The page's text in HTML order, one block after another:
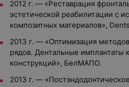
2012 г. — «Реставрация
эстетической реабилитации с
композитных материалов»,
2013 г. — «Оптимизация
рядов. Дентальные имплантаты
конструкций», БелМАПО.
2013 г. —